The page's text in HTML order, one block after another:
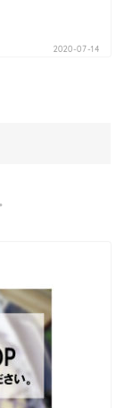
2020-07-14